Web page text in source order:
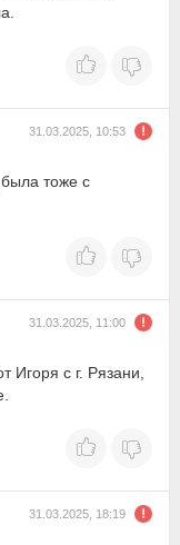
31.03.2025, 10:53
тоже с
31.03.2025, 11:00
Игоря с г. Рязани,
31.03.2025, 18:19